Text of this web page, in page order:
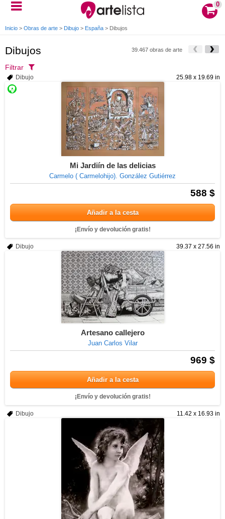
0
Inicio > Obras de arte > Dibujo > España > Dibujos
Dibujos 39.467 obras de arte
Filtrar
25.98 x 19.69 in
Dibujo
Mi Jardiín de las delicias
Carmelo ( Carmelohijo). González Gutiérrez
588 $
Añadir a la cesta
¡Envío y devolución gratis!
39.37 x 27.56 in
Dibujo
Artesano callejero
Juan Carlos Vilar
969 $
Añadir a la cesta
¡Envío y devolución gratis!
11.42 x 16.93 in
Dibujo